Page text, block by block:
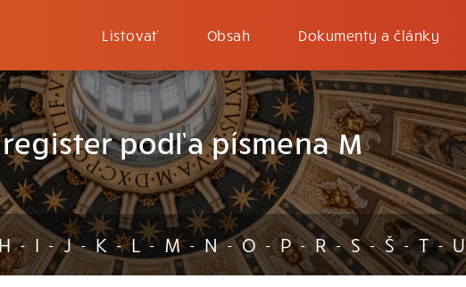
Listovať Obsah Dokumenty a články
podľa písmena M
- I - J - K - L - M - N - O - P - R - S - Š - T - U